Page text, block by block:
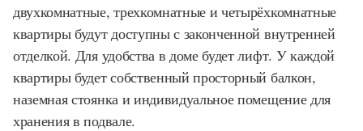
двухкомнатные, трехкомнатные и четырёхкомнатные
квартиры будут доступны с законченной внутренней
отделкой. Для удобства в доме будет лифт. У каждой
квартиры будет собственный просторный балкон,
наземная стоянка и индивидуальное помещение для
хранения в подвале.